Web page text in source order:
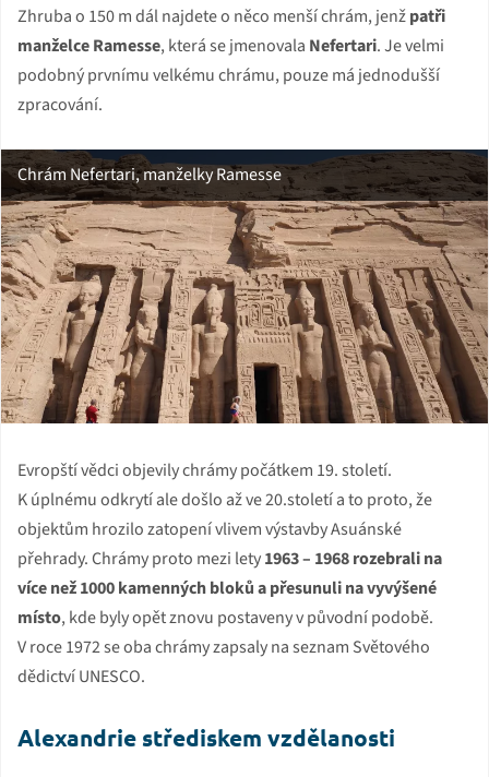
Zhruba o 150 m dál najdete o něco menší chrám, jenžpatři
manželce Ramesse, která se jmenovala Nefertari. Je velmi
podobný prvnímu velkému chrámu, pouze má jednodušší
zpracování.
Chrám Nefertari, manželky Ramesse
Evropští vědci objevily chrámy počátkem 19. století.
K úplnému odkrytí ale došlo až ve 20.století a to proto, že
objektům hrozilo zatopení vlivem výstavby Asuánské
přehrady. Chrámy proto mezi lety1963 – 1968 rozebrali na
více než 1000 kamenných bloků a přesunuli na vyvýšené
místo, kde byly opět znovu postaveny v původní podobě.
V roce 1972 se oba chrámy zapsaly na seznam Světového
dědictví UNESCO.
Alexandrie střediskem vzdělanosti